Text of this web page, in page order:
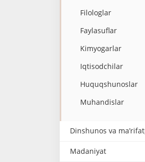
Filologlar
Faylasuflar
Kimyogarlar
Iqtisodchilar
Huquqshunoslar
Muhandislar
Dinshunos va
Madaniyat